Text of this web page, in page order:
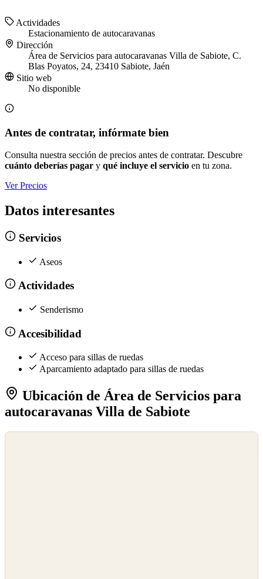
Actividades
Estacionamiento de autocaravanas
Dirección
Área de Servicios para autocaravanas Villa de Sabiote, C.
Blas Poyatos, 24, 23410 Sabiote, Jaén
Sitio web
No disponible
Antes de contratar, infórmate bien
Consulta nuestra sección de precios antes de contratar. Descubre
cuánto deberías pagar y qué incluye el servicio en tu zona.
Ver Precios
Datos interesantes
Servicios
Aseos
Actividades
Senderismo
Accesibilidad
Acceso para sillas de ruedas
Aparcamiento adaptado para sillas de ruedas
Ubicación de Área de Servicios para
autocaravanas Villa de Sabiote